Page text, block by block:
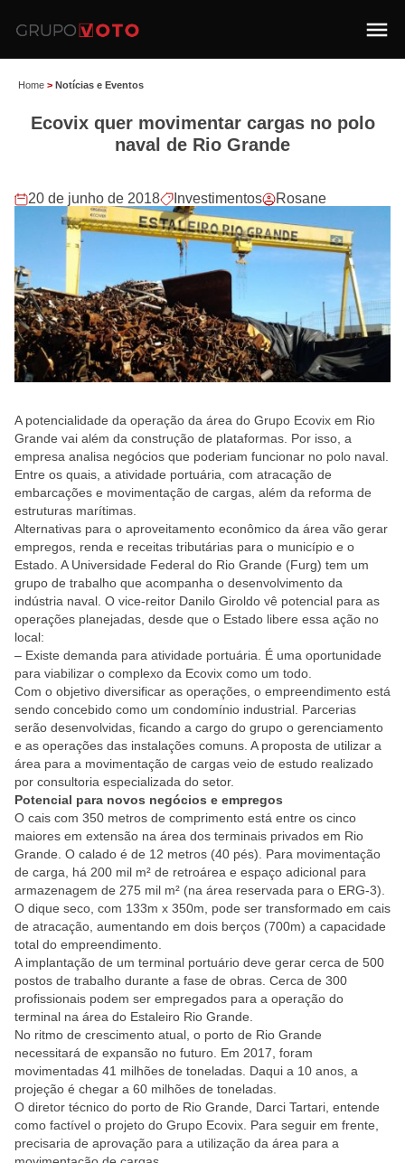
Home > Notícias e Eventos
Ecovix quer movimentar cargas no polo
naval de Rio Grande
20 de junho de 2018 Investimentos Rosane
A potencialidade da operação da área do Grupo Ecovix em Rio
Grande vai além da construção de plataformas. Por isso, a
empresa analisa negócios que poderiam funcionar no polo naval.
Entre os quais, a atividade portuária, com atracação de
embarcações e movimentação de cargas, além da reforma de
estruturas marítimas.
Alternativas para o aproveitamento econômico da área vão gerar
empregos, renda e receitas tributárias para o município e o
Estado. A Universidade Federal do Rio Grande (Furg) tem um
grupo de trabalho que acompanha o desenvolvimento da
indústria naval. O vice-reitor Danilo Giroldo vê potencial para as
operações planejadas, desde que o Estado libere essa ação no
local:
– Existe demanda para atividade portuária. É uma oportunidade
para viabilizar o complexo da Ecovix como um todo.
Com o objetivo diversificar as operações, o empreendimento está
sendo concebido como um condomínio industrial. Parcerias
serão desenvolvidas, ficando a cargo do grupo o gerenciamento
e as operações das instalações comuns. A proposta de utilizar a
área para a movimentação de cargas veio de estudo realizado
por consultoria especializada do setor.
Potencial para novos negócios e empregos
O cais com 350 metros de comprimento está entre os cinco
maiores em extensão na área dos terminais privados em Rio
Grande. O calado é de 12 metros (40 pés). Para movimentação
de carga, há 200 mil m² de retroárea e espaço adicional para
armazenagem de 275 mil m² (na área reservada para o ERG-3).
O dique seco, com 133m x 350m, pode ser transformado em cais
de atracação, aumentando em dois berços (700m) a capacidade
total do empreendimento.
A implantação de um terminal portuário deve gerar cerca de 500
postos de trabalho durante a fase de obras. Cerca de 300
profissionais podem ser empregados para a operação do
terminal na área do Estaleiro Rio Grande.
No ritmo de crescimento atual, o porto de Rio Grande
necessitará de expansão no futuro. Em 2017, foram
movimentadas 41 milhões de toneladas. Daqui a 10 anos, a
projeção é chegar a 60 milhões de toneladas.
O diretor técnico do porto de Rio Grande, Darci Tartari, entende
como factível o projeto do Grupo Ecovix. Para seguir em frente,
precisaria de aprovação para a utilização da área para a